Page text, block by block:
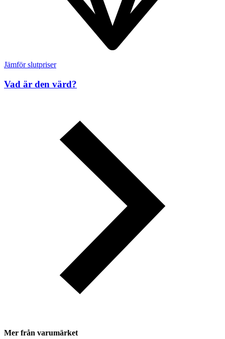
Jämför slutpriser
Vad är den värd?
Mer från varumärket